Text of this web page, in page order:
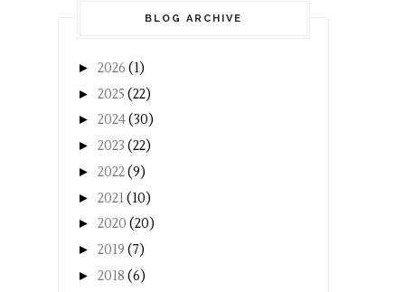
BLOG ARCHIVE
► 2026 (1)
► 2025 (22)
► 2024(30)
► 2023 (22)
► 2022(9)
► 2021(10)
► 2020 (20)
► 2019 (7)
► 2018 (6)